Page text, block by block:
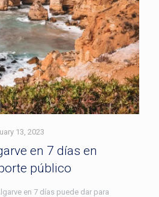
13, 2023
en 7 días en
público
en 7 días puede dar para